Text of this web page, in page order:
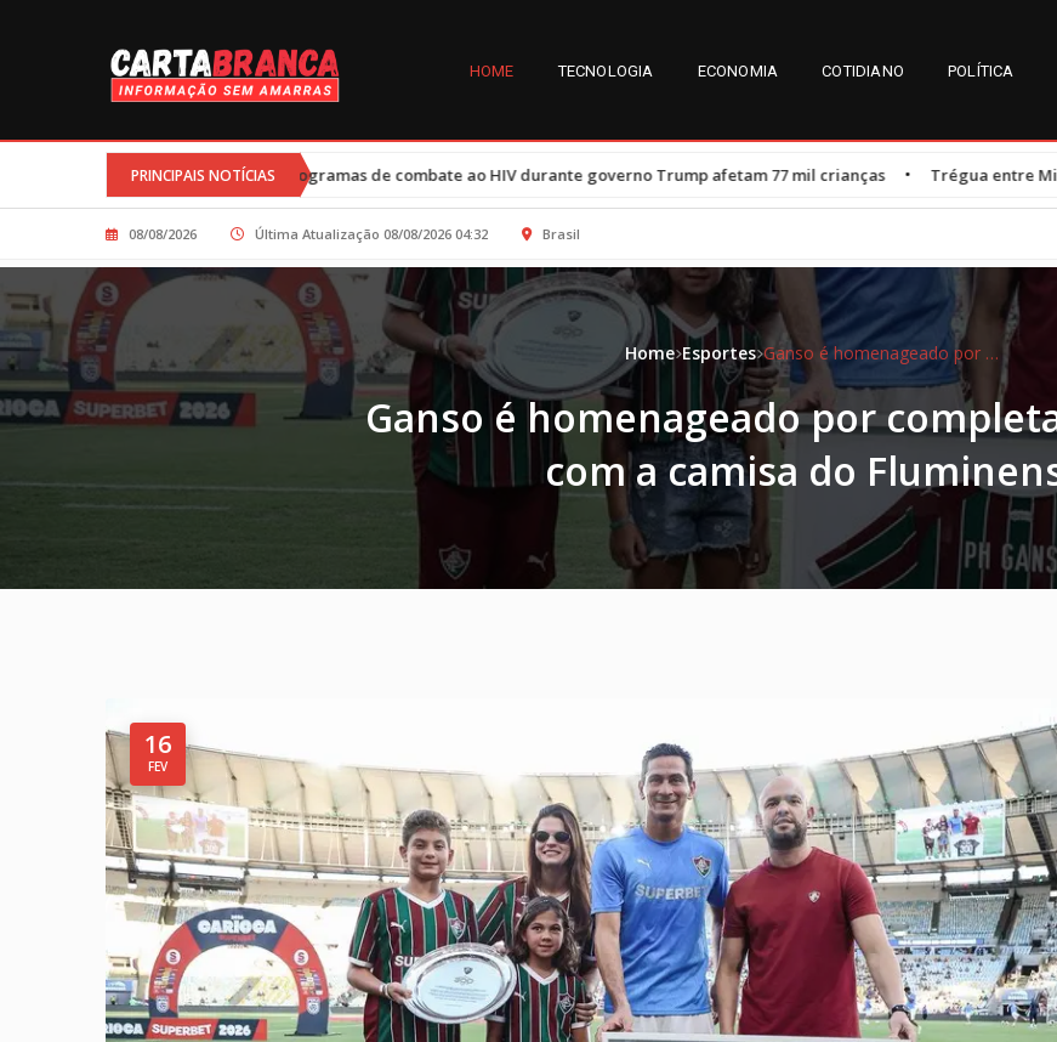
HOME TECNOLOGIA ECONOMIA COTIDIANO POLÍTICA
PRINCIPAIS NOTÍCIAS
nos programas de combate ao HIV durante governo Trump afetam 77 mil crianças•Trégua entre Michelle e Flávio Bolsonaro
08/08/2026 Última Atualização 08/08/2026 04:32 Brasil
Home Esportes Ganso é homenageado por completar 300 jogos com a camisa do Fluminense
Ganso é homenageado por
com a camisa do
16
FEV